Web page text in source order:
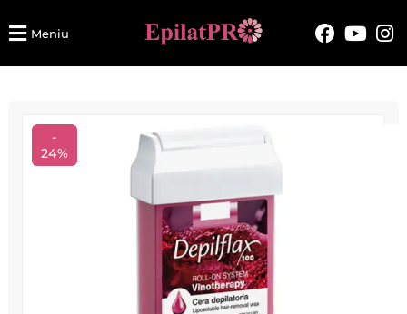
Meniu
-
24%